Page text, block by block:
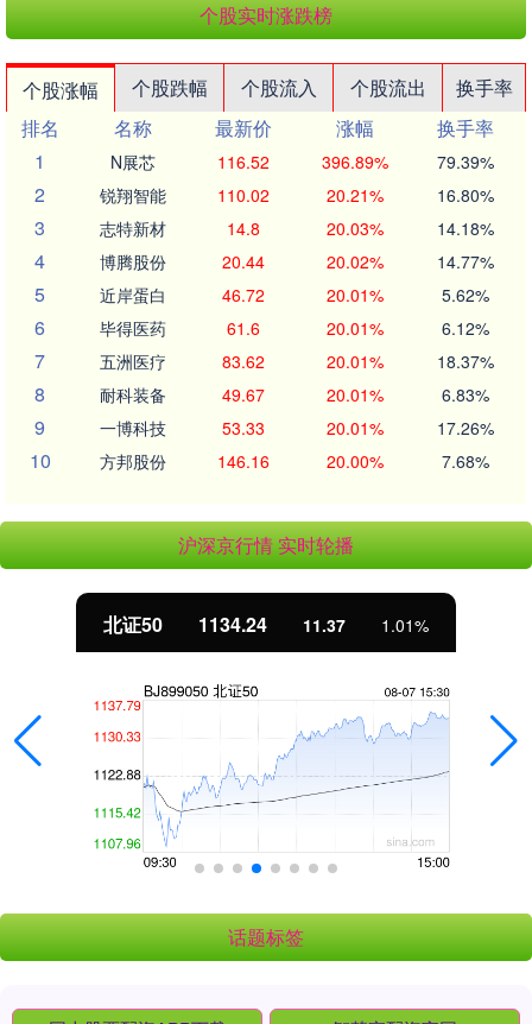
个股实时涨跌榜
个股涨幅 个股跌幅 个股流入 个股流出
换手率
排名
名称 最新价 涨幅
换手率
1
N展芯 116.52 396.89% 79.39%
2 锐翔智能 110.02 20.21% 16.80%
3 志特新材 14.8 20.03% 14.18%
4 博腾股份 20.44 20.02% 14.77%
5 近岸蛋白 46.72 20.01% 5.62%
6 毕得医药 61.6 20.01% 6.12%
7 五洲医疗 83.62 20.01% 18.37%
8 耐科装备 49.67 20.01% 6.83%
9 一博科技 53.33 20.01% 17.26%
10 方邦股份 146.16 20.00% 7.68%
沪深京行情 实时轮播
北证50 1134.24 11.37 1.01%
话题标签